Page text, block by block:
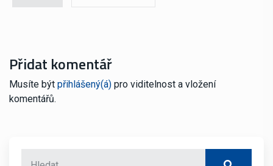
Přidat komentář
Musíte být přihlášený(á) pro viditelnost a vložení
komentářů.